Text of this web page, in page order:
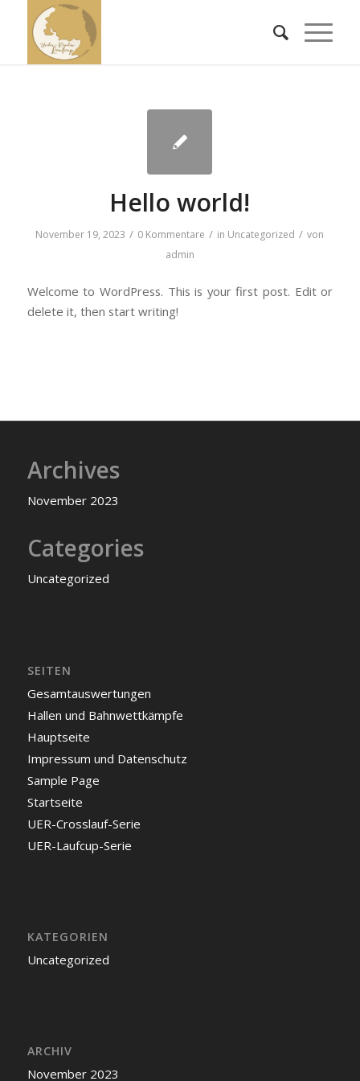
Hello world!
November 19, 2023 / 0 Kommentare / in Uncategorized / von
admin
Welcome to WordPress. This is your first post. Edit or
delete it, then start writing!
Archives
November 2023
Categories
Uncategorized
SEITEN
Gesamtauswertungen
Hallen und Bahnwettkämpfe
Hauptseite
Impressum und Datenschutz
Sample Page
Startseite
UER-Crosslauf-Serie
UER-Laufcup-Serie
KATEGORIEN
Uncategorized
ARCHIV
November 2023